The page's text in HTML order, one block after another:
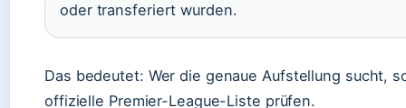
oder transferiert wurden.
Das bedeutet: Wer die genaue Aufstellung sucht,
offizielle Premier-League-Liste prüfen.